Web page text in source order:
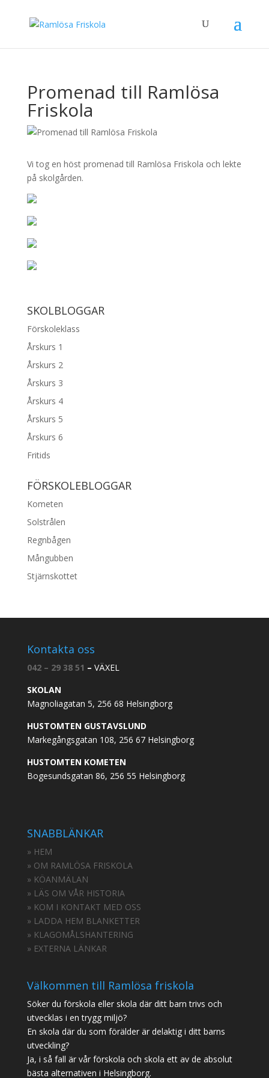
Promenad till Ramlösa
Friskola
Vi tog en höst promenad till Ramlösa Friskola och lekte
på skolgården.
SKOLBLOGGAR
Förskoleklass
Årskurs 1
Årskurs 2
Årskurs 3
Årskurs 4
Årskurs 5
Årskurs 6
Fritids
FÖRSKOLEBLOGGAR
Kometen
Solstrålen
Regnbågen
Mångubben
Stjärnskottet
Kontakta oss
042 – 29 38 51 – VÄXEL
SKOLAN
Magnoliagatan 5, 256 68 Helsingborg
HUSTOMTEN GUSTAVSLUND
Markegångsgatan 108, 256 67 Helsingborg
HUSTOMTEN KOMETEN
Bogesundsgatan 86, 256 55 Helsingborg
SNABBLÄNKAR
» HEM
» OM RAMLÖSA FRISKOLA
» KÖANMÄLAN
» LÄS OM VÅR HISTORIA
» KOM I KONTAKT MED OSS
» LADDA HEM BLANKETTER
» KLAGOMÅLSHANTERING
» EXTERNA LÄNKAR
Välkommen till Ramlösa friskola
Söker du förskola eller skola där ditt barn trivs och
utvecklas i en trygg miljö?
En skola där du som förälder är delaktig i ditt barns
utveckling?
Ja, i så fall är vår förskola och skola ett av de absolut
bästa alternativen i Helsingborg.